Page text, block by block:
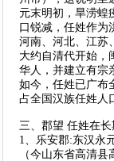
元末明初，旱涝蝗
口锐减，任姓作为
河南、河北、江苏
大约自清代开始，
华人，并建立有宗
如今，任姓已广布
占全国汉族任姓人
三、郡望 任姓在
1、乐安郡:东汉永
（今山东省高清